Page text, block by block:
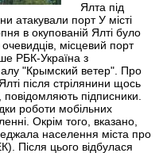
Ялта під
атакували порт У місті
в окупованій Ялті було
місцевий порт
РБК-Україна з
"Крымский ветер". Про
після стрілянини щось
підписники.
роботи мобільних
Окрім того, вказано,
населення міста про
Після цього відбулася